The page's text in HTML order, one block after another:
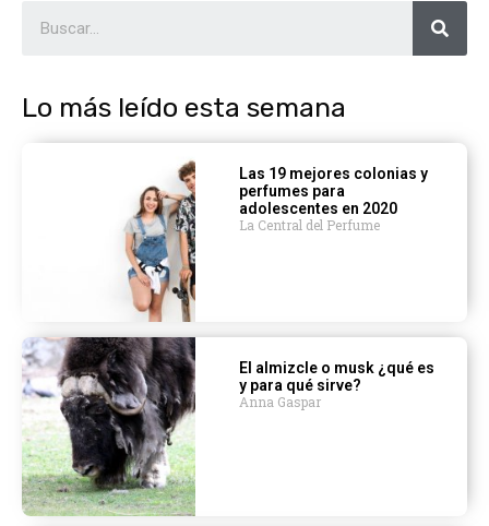
Lo más leído esta semana
Las 19 mejores colonias y
perfumes para
adolescentes en 2020
La Central del Perfume
El almizcle o musk ¿qué es
y para qué sirve?
Anna Gaspar